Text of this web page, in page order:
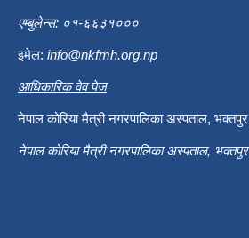
एम्बुलेन्स: ०१-६६३१०००
इमेल: info@nkfmh.org.np
आधिकारिक वेव पेज
नेपाल कोरिया मैत्री नगरपालिका अस्पताल, भक्तपुर
नेपाल कोरिया मैत्री नगरपालिका अस्पताल, भक्तपुर